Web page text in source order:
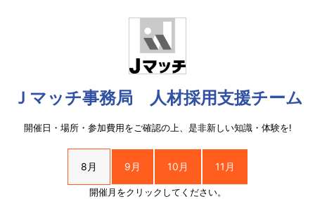
Ｊマッチ事務局 人材採用支援チーム
開催日・場所・参加費用をご確認の上、是非新しい知識・体験を!
8月 9月 10月 11月
開催月をクリックしてください。